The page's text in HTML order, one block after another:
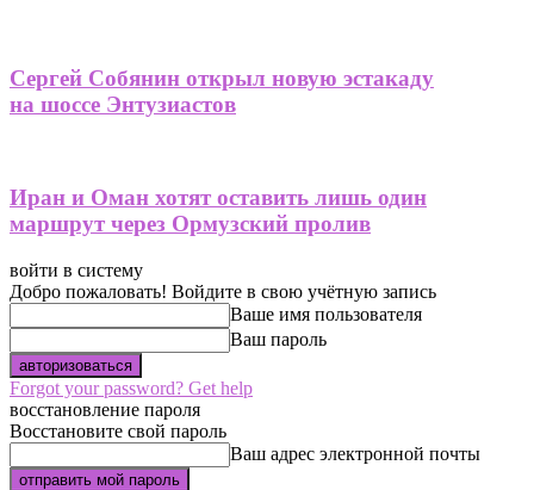
Сергей Собянин открыл новую эстакаду
на шоссе Энтузиастов
Иран и Оман хотят оставить лишь один
маршрут через Ормузский пролив
войти в систему
Добро пожаловать! Войдите в свою учётную запись
Ваше имя пользователя
Ваш пароль
Forgot your password? Get help
восстановление пароля
Восстановите свой пароль
Ваш адрес электронной почты